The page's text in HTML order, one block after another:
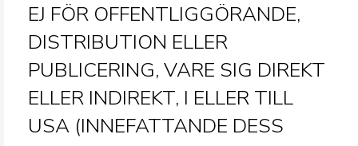
EJ FÖR OFFENTLIGGÖRANDE,
DISTRIBUTION ELLER
PUBLICERING, VARE SIG DIREKT
ELLER INDIREKT, I ELLER TILL
USA (INNEFATTANDE DESS